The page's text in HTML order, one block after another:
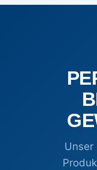
Unser